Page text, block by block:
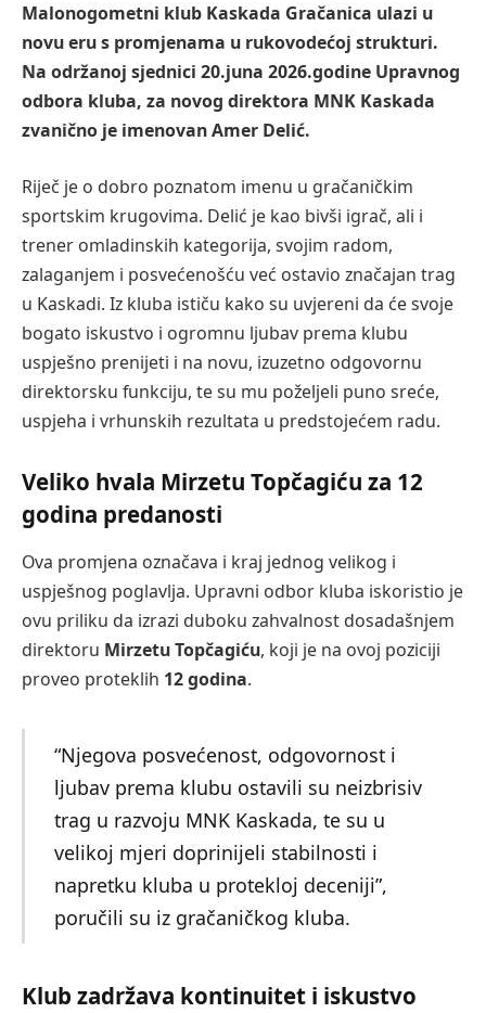
Malonogometni klub Kaskada Gračanica ulazi u
novu eru s promjenama u rukovodećoj strukturi.
Na održanoj sjednici 20.juna 2026.godine Upravnog
odbora kluba, za novog direktora MNK Kaskada
zvanično je imenovan Amer Delić.
Riječ je o dobro poznatom imenu u gračaničkim
sportskim krugovima. Delić je kao bivši igrač, ali i
trener omladinskih kategorija, svojim radom,
zalaganjem i posvećenošću već ostavio značajan trag
u Kaskadi. Iz kluba ističu kako su uvjereni da će svoje
bogato iskustvo i ogromnu ljubav prema klubu
uspješno prenijeti i na novu, izuzetno odgovornu
direktorsku funkciju, te su mu poželjeli puno sreće,
uspjeha i vrhunskih rezultata u predstojećem radu.
Veliko hvala Mirzetu Topčagiću za 12
godina predanosti
Ova promjena označava i kraj jednog velikog i
uspješnog poglavlja. Upravni odbor kluba iskoristio je
ovu priliku da izrazi duboku zahvalnost dosadašnjem
direktoru Mirzetu Topčagiću, koji je na ovoj poziciji
proveo proteklih 12 godina.
“Njegova posvećenost, odgovornost i
ljubav prema klubu ostavili su neizbrisiv
trag u razvoju MNK Kaskada, te su u
velikoj mjeri doprinijeli stabilnosti i
napretku kluba u protekloj deceniji”,
poručili su iz gračaničkog kluba.
Klub zadržava kontinuitet i iskustvo